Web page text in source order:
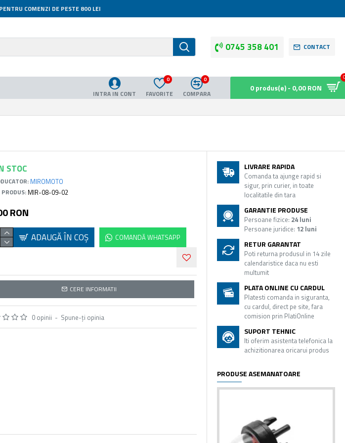
COMENZI DE PESTE 800 LEI
0745 358 401 CONTACT
INTRA IN CONT FAVORITE
0
COMPARA
0
0 produs(e) - 0,00 RON
STOC
MIROMOTO
PRODUS: MIR-08-09-02
0 opinii - Spune-ţi opinia
RON
ADAUGĂ ÎN COŞ COMANDĂ WHATSAPP
CERE INFORMATII
LIVRARE RAPIDA
Comanda ta ajunge rapid si
sigur, prin curier, in toate
localitatile din tara
GARANTIE PRODUSE
Persoane fizice: 24 luni
Persoane juridice: 12 luni
RETUR GARANTAT
Poti returna produsul in 14 zile
calendaristice daca nu esti
multumit
PLATA ONLINE CU CARDUL
Platesti comanda in siguranta,
cu cardul, direct pe site, fara
comision prin PlatiOnline
SUPORT TEHNIC
Iti oferim asistenta telefonica la
achizitionarea oricarui produs
PRODUSE ASEMANATOARE